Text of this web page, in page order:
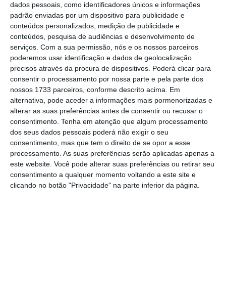
dados pessoais, como identificadores únicos e informações
padrão enviadas por um dispositivo para publicidade e
conteúdos personalizados, medição de publicidade e
conteúdos, pesquisa de audiências e desenvolvimento de
serviços. Com a sua permissão, nós e os nossos parceiros
poderemos usar identificação e dados de geolocalização
precisos através da procura de dispositivos. Poderá clicar para
consentir o processamento por nossa parte e pela parte dos
nossos 1733 parceiros, conforme descrito acima. Em
alternativa, pode aceder a informações mais pormenorizadas e
alterar as suas preferências antes de consentir ou recusar o
consentimento. Tenha em atenção que algum processamento
dos seus dados pessoais poderá não exigir o seu
consentimento, mas que tem o direito de se opor a esse
processamento. As suas preferências serão aplicadas apenas a
este website. Você pode alterar suas preferências ou retirar seu
consentimento a qualquer momento voltando a este site e
clicando no botão "Privacidade" na parte inferior da página.
Em declarações ao ECO, os investigadores
admitem existir“algum estigma” no mercado
de trabalho em relação a estes cursos, sendo
que “alguns estudos anteriores” já avisavam
queo reconhecimento deste tipo de formação
pela generalidade das empresas é limitado.
“Alguns empregadores podem estar a associar
(corretamente ou não) os TeSP a um ensino de
menor qualidade em comparação com as
licenciaturas,o que resulta em salários mais
baixos e menos oportunidades de progressão
na carreira para os diplomados”, observam os
especialistas.